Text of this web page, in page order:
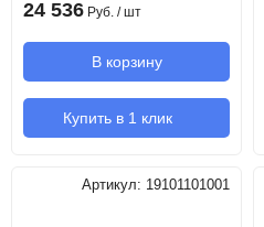
24 536 Руб. / шт
В корзину
Купить в 1 клик
Артикул: 19101101001